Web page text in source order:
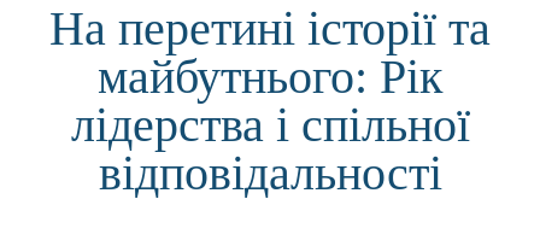
На перетині історії та
майбутнього: Рік
лідерства і спільної
відповідальності